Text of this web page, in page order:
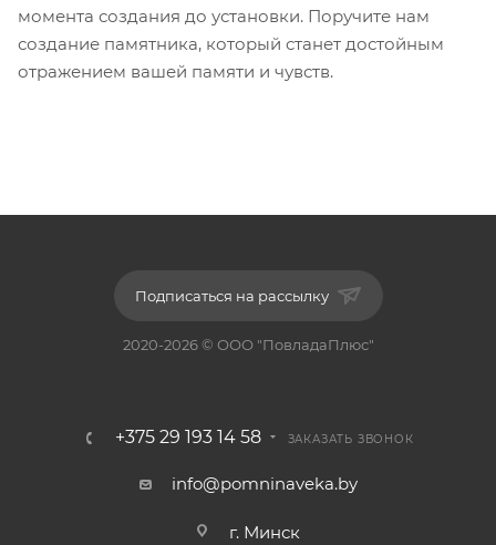
момента создания до установки. Поручите нам
создание памятника, который станет достойным
отражением вашей памяти и чувств.
Подписаться на рассылку
2020-2026 © ООО "ПовладаПлюс"
+375 29 193 14 58 ЗАКАЗАТЬ ЗВОНОК
info@pomninaveka.by
г. Минск